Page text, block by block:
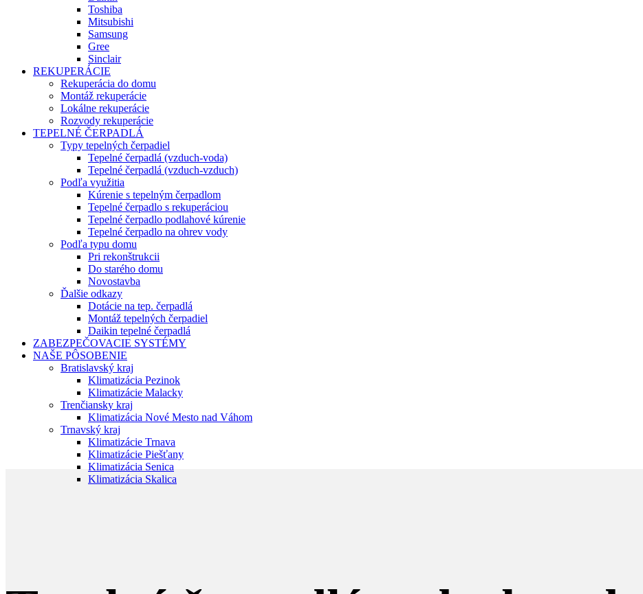
Toshiba
Mitsubishi
Samsung
Gree
Sinclair
REKUPERÁCIE
Rekuperácia do domu
Montáž rekuperácie
Lokálne rekuperácie
Rozvody rekuperácie
TEPELNÉ ČERPADLÁ
Typy tepelných čerpadiel
Tepelné čerpadlá (vzduch-voda)
Tepelné čerpadlá (vzduch-vzduch)
Podľa využitia
Kúrenie s tepelným čerpadlom
Tepelné čerpadlo s rekuperáciou
Tepelné čerpadlo podlahové kúrenie
Tepelné čerpadlo na ohrev vody
Podľa typu domu
Pri rekonštrukcii
Do starého domu
Novostavba
Ďalšie odkazy
Dotácie na tep. čerpadlá
Montáž tepelných čerpadiel
Daikin tepelné čerpadlá
ZABEZPEČOVACIE SYSTÉMY
NAŠE PÔSOBENIE
Bratislavský kraj
Klimatizácia Pezinok
Klimatizácie Malacky
Trenčiansky kraj
Klimatizácia Nové Mesto nad Váhom
Trnavský kraj
Klimatizácie Trnava
Klimatizácie Piešťany
Klimatizácia Senica
Klimatizácia Skalica